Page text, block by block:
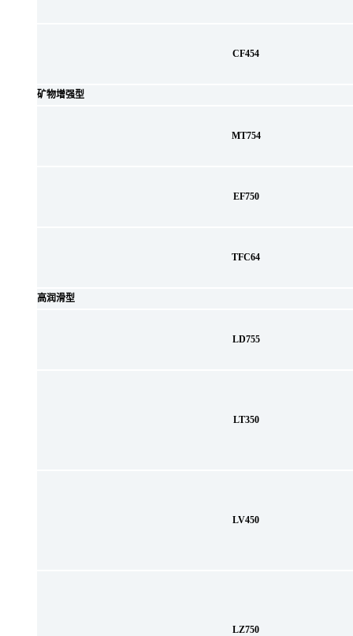
CF454
矿物增强型
MT754
EF750
TFC64
高润滑型
LD755
LT350
LV450
LZ750